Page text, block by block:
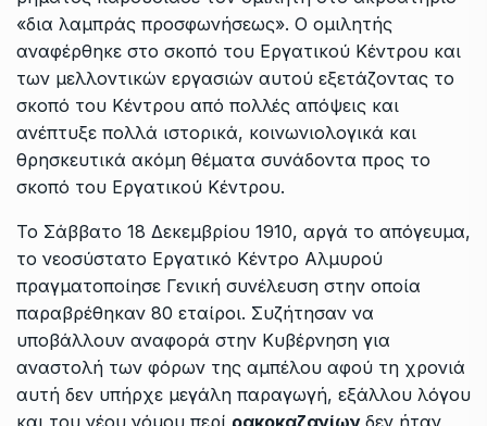
«δια λαμπράς προσφωνήσεως». Ο ομιλητής
αναφέρθηκε στο σκοπό του Εργατικού Κέντρου και
των μελλοντικών εργασιών αυτού εξετάζοντας το
σκοπό του Κέντρου από πολλές απόψεις και
ανέπτυξε πολλά ιστορικά, κοινωνιολογικά και
θρησκευτικά ακόμη θέματα συνάδοντα προς το
σκοπό του Εργατικού Κέντρου.
Το Σάββατο 18 Δεκεμβρίου 1910, αργά το απόγευμα,
το νεοσύστατο Εργατικό Κέντρο Αλμυρού
πραγματοποίησε Γενική συνέλευση στην οποία
παραβρέθηκαν 80 εταίροι. Συζήτησαν να
υποβάλλουν αναφορά στην Κυβέρνηση για
αναστολή των φόρων της αμπέλου αφού τη χρονιά
αυτή δεν υπήρχε μεγάλη παραγωγή, εξάλλου λόγου